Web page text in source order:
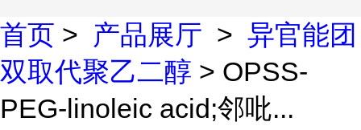
首页 > 产品展厅 > 异官能团
双取代聚乙二醇 > OPSS-
PEG-linoleic acid;邻吡...